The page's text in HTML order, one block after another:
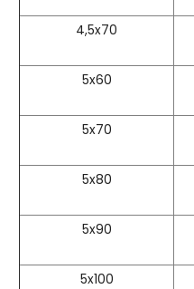
4,5x70
5x60
5x70
5x80
5x90
5x100